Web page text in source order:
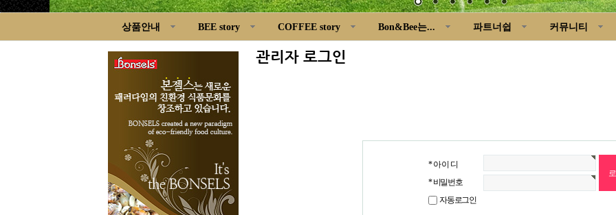
상품안내 BEE story COFFEE story Bon&Bee는... 파트너쉽 커뮤니티
관리자 로그인
* 아 이 디
* 비밀번호
자동로그인